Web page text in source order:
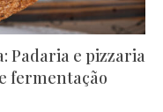
Padaria e pizzaria
fermentação